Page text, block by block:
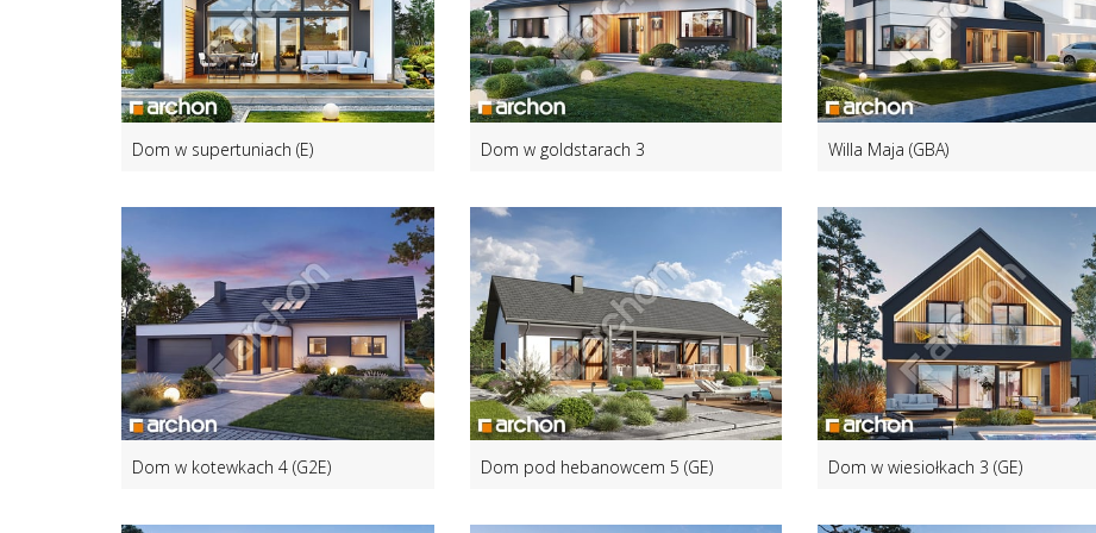
Dom w supertuniach (E) Dom w goldstarach 3 Willa Maja (GBA)
Dom w kotewkach 4 (G2E) Dom pod hebanowcem 5 (GE) Dom w wiesiołkach 3 (GE)